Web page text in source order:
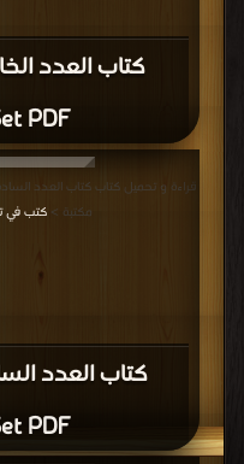
كتاب العدد
PDF
كتاب العدد
PDF
مكتبة > كتب في